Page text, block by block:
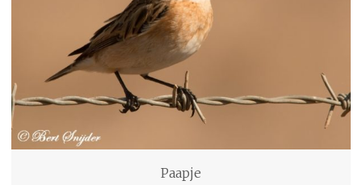
Paapje